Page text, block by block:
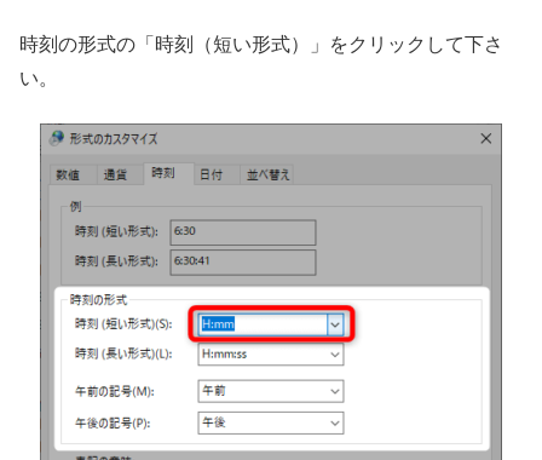
時刻の形式の「時刻（短い形式）」をクリックして下さ
い。